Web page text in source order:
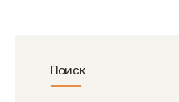
Поиск